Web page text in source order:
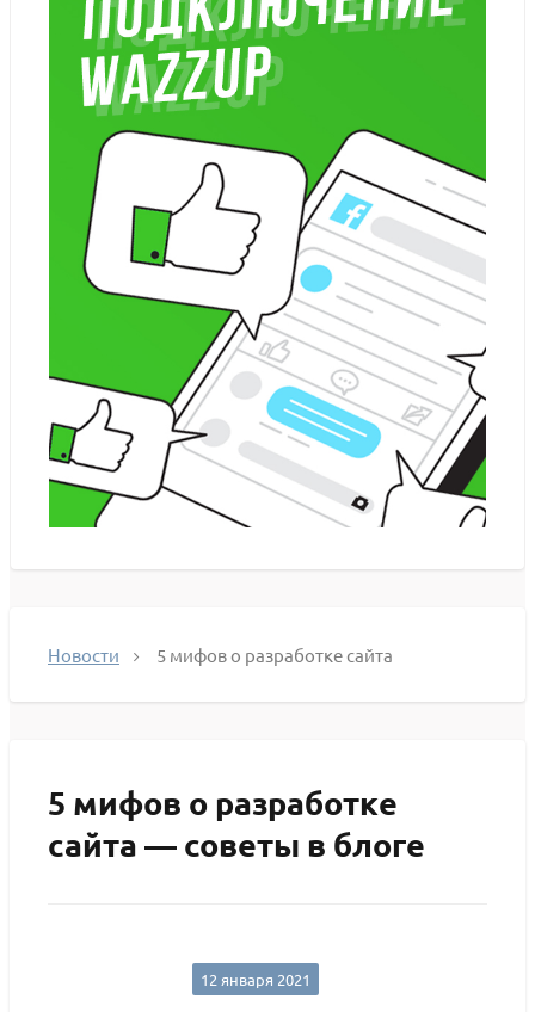
Новости 5 мифов о разработке сайта
5 мифов о разработке
сайта — советы в блоге
12 января 2021